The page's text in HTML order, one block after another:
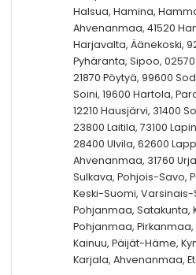
Halsua, Hamina,
Ahvenanmaa, 41520
Harjavalta, Äänekoski,
Pyhäranta, Sipoo,
21870 Pöytyä, 99600
Soini, 19600 Hartola,
12210 Hausjärvi, 31400
23800 Laitila, 73100
28400 Ulvila, 62600
Ahvenanmaa, 31760
Sulkava, Pohjois-Savo,
Keski-Suomi,
Pohjanmaa, Satakunta,
Pohjanmaa,
Kainuu, Päijät-Häme,
Karjala, Ahvenanmaa,